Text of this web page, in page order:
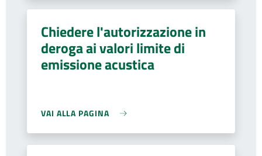
Chiedere l'autorizzazione in
deroga ai valori limite di
emissione acustica
VAI ALLA PAGINA